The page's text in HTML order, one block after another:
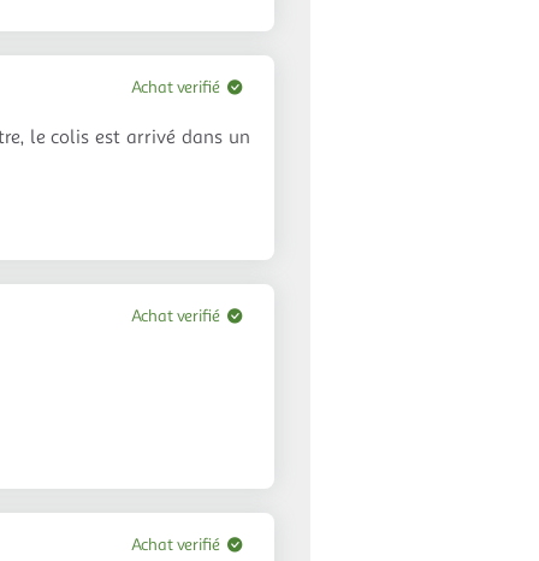
le colis est arrivé dans un
Achat verifié
Achat verifié
Achat verifié